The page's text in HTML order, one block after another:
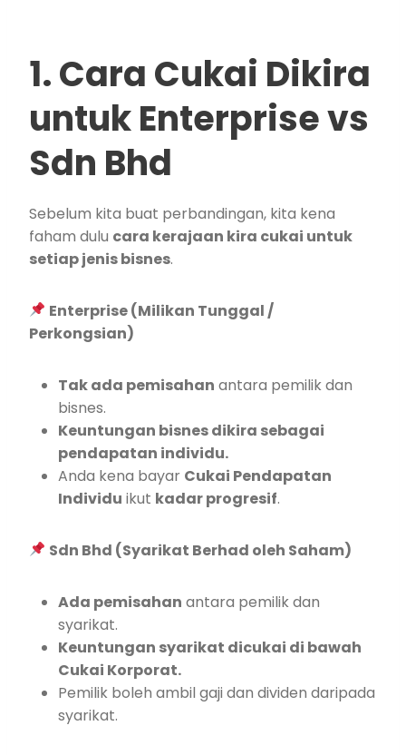
1. Cara Cukai Dikira
untuk Enterprise vs
Sdn Bhd
Sebelum kita buat perbandingan, kita kena
faham dulu cara kerajaan kira cukai untuk
setiap jenis bisnes.
Enterprise (Milikan Tunggal /
Perkongsian)
Tak ada pemisahan antara pemilik dan
bisnes.
Keuntungan bisnes dikira sebagai
pendapatan individu.
Anda kena bayar Cukai Pendapatan
Individu ikut kadar progresif.
Sdn Bhd (Syarikat Berhad oleh Saham)
Ada pemisahan antara pemilik dan
syarikat.
Keuntungan syarikat dicukai di bawah
Cukai Korporat.
Pemilik boleh ambil gaji dan dividen daripada
syarikat.